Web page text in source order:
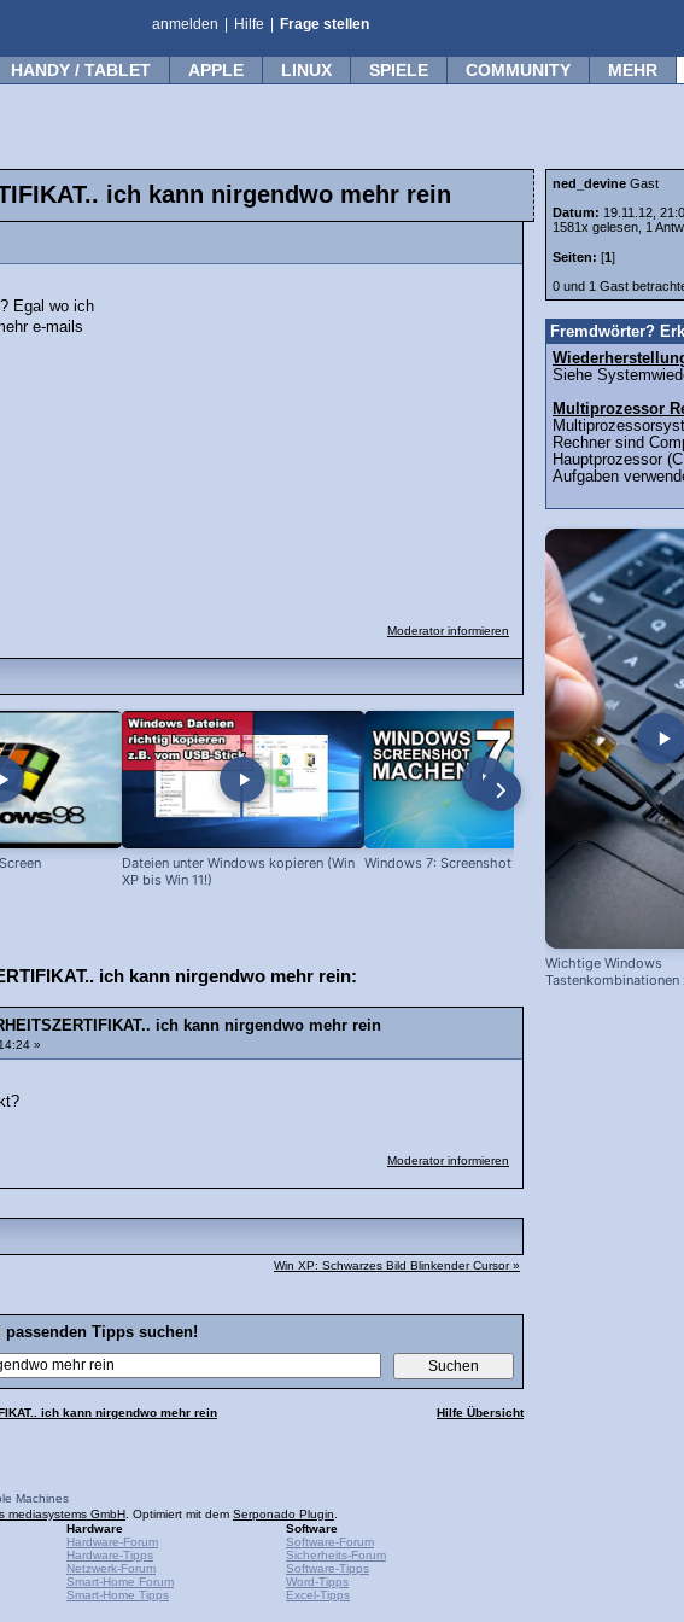
anmelden Hilfe Frage stellen
HANDY / TABLET APPLE LINUX SPIELE COMMUNITY MEHR
ich kann nirgendwo mehr rein
Egal wo ich
e-mails
Moderator informieren
Dateien unter Windows kopieren (Win
XP bis Win 11!)
Windows 7: Screenshot machen Programme
ich kann nirgendwo mehr rein:
ich kann nirgendwo mehr rein
»
Moderator informieren
Win XP: Schwarzes Bild Blinkender Cursor »
Tipps suchen!
ich kann nirgendwo mehr rein Hilfe Übersicht
ned_devine Gast
Datum: 19.11.12,
1581x gelesen, 1
Seiten: [1]
0 und 1 Gast
Fremdwörter?
Siehe
Multiprozessor
Rechner sind
Hauptprozessor
Aufgaben
Wichtige Windows
Tastenkombinationen
Machines
mediasystems GmbH . Optimiert mit dem Serponado Plugin
Hardware
Hardware-Forum
Hardware-Tipps
Netzwerk-Forum
Smart-Home Forum
Smart-Home Tipps
Software
Software-Forum
Sicherheits-Forum
Software-Tipps
Word-Tipps
Excel-Tipps